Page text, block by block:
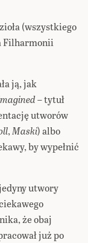
(wszystkiego
Filharmonii
ją, jak
– tytuł
utworów
,Maski) albo
by wypełnić
utwory
że obaj
już po